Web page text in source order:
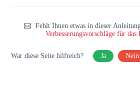
Fehlt Ihnen etwas in dieser
Verbesserungsvorschläge für
War diese Seite hilfreich? Ja Nein